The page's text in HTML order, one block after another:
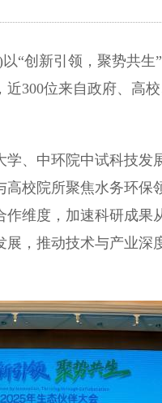
创新引领，聚势共生”
300位来自政府、高
中环院中试科技发
校院所聚焦水务环保
维度，加速科研成果
，推动技术与产业深